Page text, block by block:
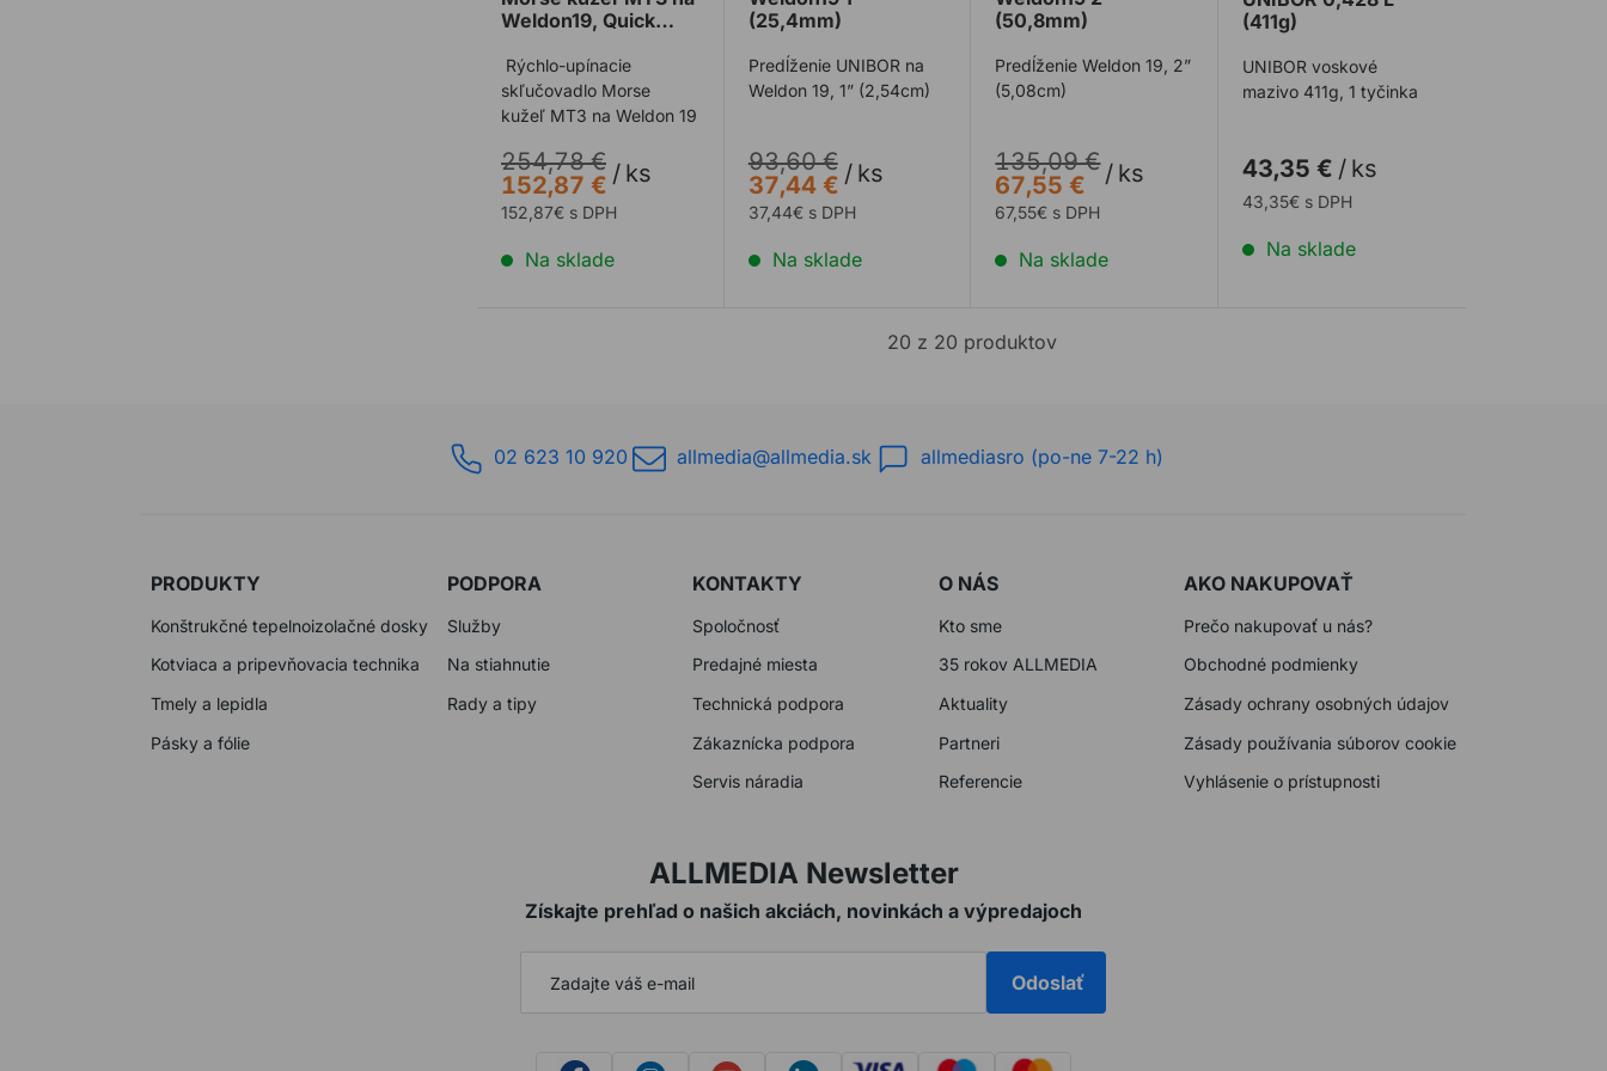
Weldon19, Quick
Rýchlo-upínacie
skľučovadlo Morse
kužeľ MT3 na Weldon 19
254,78 €
152,87 € / ks
152,87€ s DPH
Na sklade
(25,4mm)
Predĺženie UNIBOR na
Weldon 19, 1” (2,54cm)
93,60 €
37,44 € / ks
37,44€ s DPH
Na sklade
(50,8mm)
Predĺženie Weldon 19, 2”
(5,08cm)
135,09 €
67,55 €
/ ks
67,55€ s DPH
Na sklade
(411g)
UNIBOR voskové
mazivo 411g, 1 tyčinka
43,35 € / ks
43,35€ s DPH
Na sklade
20 z 20 produktov
02 623 10 920 allmedia@allmedia.sk allmediasro (po-ne 7-22 h)
PRODUKTY
Konštrukčné tepelnoizolačné dosky
Kotviaca a pripevňovacia technika
Tmely a lepidla
Pásky a fólie
PODPORA
Služby
Na stiahnutie
Rady a tipy
KONTAKTY
Spoločnosť
Predajné miesta
Technická podpora
Zákaznícka podpora
Servis náradia
O NÁS
Kto sme
35 rokov ALLMEDIA
Aktuality
Partneri
Referencie
AKO NAKUPOVAŤ
Prečo nakupovať u nás?
Obchodné podmienky
Zásady ochrany osobných údajov
Zásady používania súborov cookie
Vyhlásenie o prístupnosti
ALLMEDIA Newsletter
Získajte prehľad o našich akciách, novinkách a výpredajoch
Odoslať